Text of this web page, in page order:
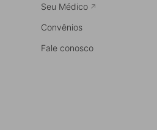
Seu Médico
Convênios
Fale conosco